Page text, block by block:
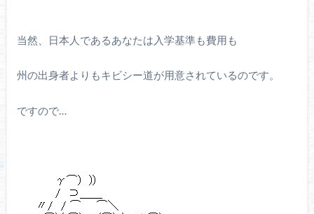
当然、日本人であるあなたは入学基準も費用も
州の出身者よりもキビシー道が用意されているのです。
ですので…